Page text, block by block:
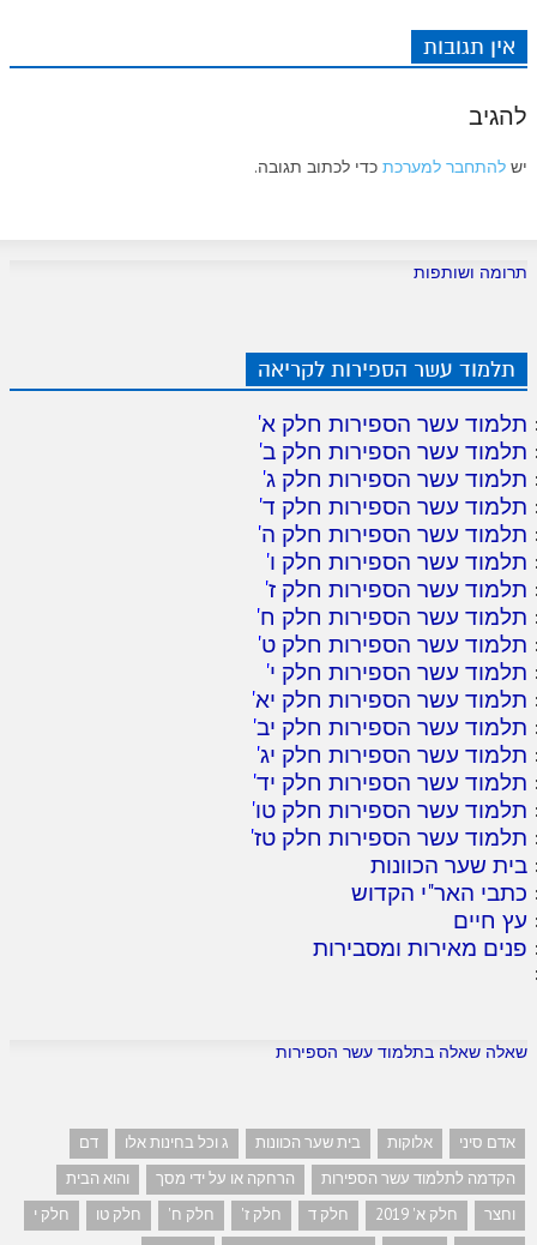
אין תגובות
להגיב
יש להתחבר למערכת כדי לכתוב תגובה.
תרומה ושותפות
תלמוד עשר הספירות לקריאה
תלמוד עשר הספירות חלק א'
תלמוד עשר הספירות חלק ב'
תלמוד עשר הספירות חלק ג'
תלמוד עשר הספירות חלק ד'
תלמוד עשר הספירות חלק ה'
תלמוד עשר הספירות חלק ו'
תלמוד עשר הספירות חלק ז'
תלמוד עשר הספירות חלק ח'
תלמוד עשר הספירות חלק ט'
תלמוד עשר הספירות חלק י'
תלמוד עשר הספירות חלק יא'
תלמוד עשר הספירות חלק יב'
תלמוד עשר הספירות חלק יג'
תלמוד עשר הספירות חלק יד'
תלמוד עשר הספירות חלק טו'
תלמוד עשר הספירות חלק טז'
בית שער הכוונות
כתבי האר"י הקדוש
עץ חיים
פנים מאירות ומסבירות
שאלה שאלה בתלמוד עשר הספירות
אדם סיני אלוקות בית שער הכוונות ג וכל בחינות אלו
דם
הקדמה לתלמוד עשר הספירות
הרחקה או על ידי מסך
והוא הבית
וחצר
חלק א' 2019 חלק ד חלק ז' חלק ח' חלק טו
חלק י